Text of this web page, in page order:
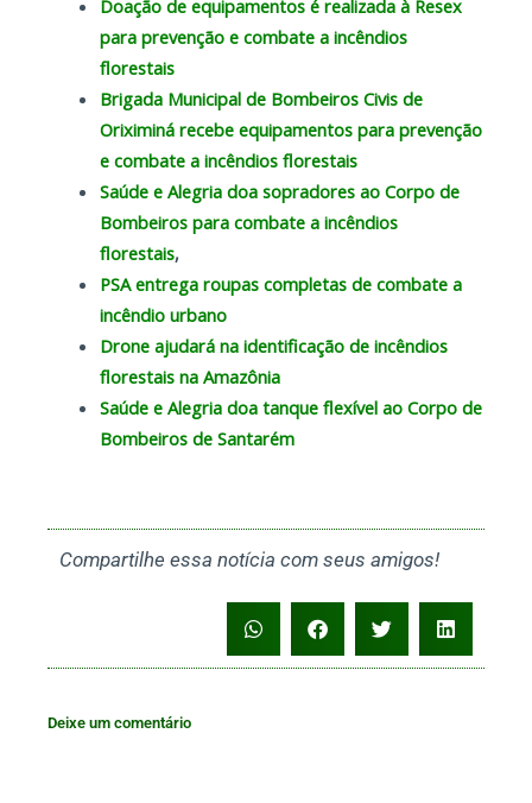
Doação de equipamentos é realizada à Resex
para prevenção e combate a incêndios
florestais
Brigada Municipal de Bombeiros Civis de
Oriximiná recebe equipamentos para prevenção
e combate a incêndios florestais
Saúde e Alegria doa sopradores ao Corpo de
Bombeiros para combate a incêndios
florestais,
PSA entrega roupas completas de combate a
incêndio urbano
Drone ajudará na identificação de incêndios
florestais na Amazônia
Saúde e Alegria doa tanque flexível ao Corpo de
Bombeiros de Santarém
Compartilhe essa notícia com seus amigos!
Deixe um comentário